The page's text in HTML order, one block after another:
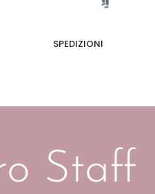
SPEDIZIONI
Staff